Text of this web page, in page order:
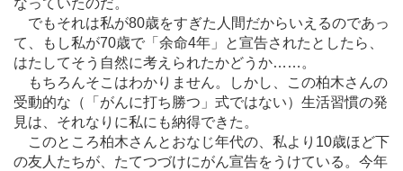
なっていたのだ。
でもそれは私が80歳をすぎた人間だからいえるのであっ
て、もし私が70歳で「余命4年」と宣告されたとしたら、
はたしてそう自然に考えられたかどうか… …。
もちろんそこはわかりません。しかし、この柏木さんの
受動的な（「がんに打ち勝つ」式ではない）生活習慣の発
見は、それなりに私にも納得できた。
このところ柏木さんとおなじ年代の、私より10歳ほど下
の友人たちが、たてつづけにがん宣告をうけている。今年